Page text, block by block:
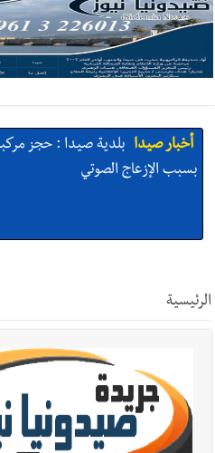
أخبار صيدا بلدية صيدا : حجز
بسبب الإزعاج الصوتي
القدرات -صيدا
أخبار صيدا
بلدية صيدا ومؤسسة
التشاوري الأول للمرصد الحضري
الرئيسية